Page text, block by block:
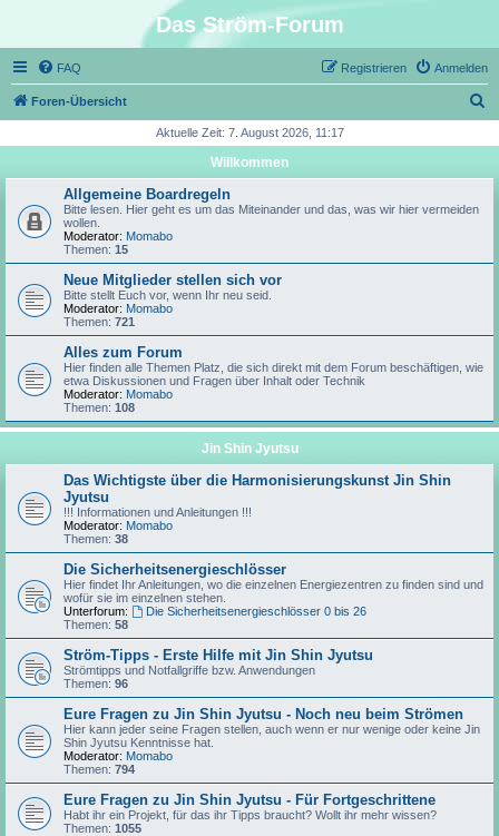
Das Ström-Forum
FAQ Anmelden
Registrieren
Foren-Übersicht
h
Aktuelle Zeit: 7. August 2026, 11:17
Willkommen
Allgemeine Boardregeln
Bitte lesen. Hier geht es um das Miteinander und das, was wir hier vermeiden
wollen.
Moderator: Momabo
Themen: 15
Neue Mitglieder stellen sich vor
Bitte stellt Euch vor, wenn Ihr neu seid.
Moderator: Momabo
Themen: 721
Alles zum Forum
Hier finden alle Themen Platz, die sich direkt mit dem Forum beschäftigen, wie
etwa Diskussionen und Fragen über Inhalt oder Technik
Moderator: Momabo
Themen: 108
Jin Shin Jyutsu
Das Wichtigste über die Harmonisierungskunst Jin Shin
Jyutsu
!!! Informationen und Anleitungen !!!
Moderator: Momabo
Themen: 38
Die Sicherheitsenergieschlösser
Hier findet Ihr Anleitungen, wo die einzelnen Energiezentren zu finden sind und
wofür sie im einzelnen stehen.
Unterforum:
Die Sicherheitsenergieschlösser 0 bis 26
Themen: 58
Ström-Tipps - Erste Hilfe mit Jin Shin Jyutsu
Strömtipps und Notfallgriffe bzw. Anwendungen
Themen: 96
Eure Fragen zu Jin Shin Jyutsu - Noch neu beim Strömen
Hier kann jeder seine Fragen stellen, auch wenn er nur wenige oder keine Jin
Shin Jyutsu Kenntnisse hat.
Moderator: Momabo
Themen: 794
Eure Fragen zu Jin Shin Jyutsu - Für Fortgeschrittene
Habt ihr ein Projekt, für das ihr Tipps braucht? Wollt ihr mehr wissen?
Themen: 1055